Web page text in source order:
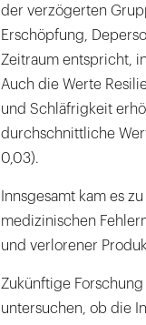
der verzögerten
Erschöpfung,
Zeitraum entspricht,
Auch die Werte
und Schläfrigkeit
durchschnittliche
0,03).
Innsgesamt kam es
medizinischen
und verlorener
Zukünftige
untersuchen, ob die